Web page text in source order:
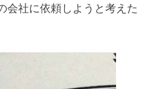
会社に依頼しようと考えた